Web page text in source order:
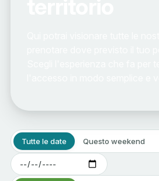
Tutte le date Questo weekend